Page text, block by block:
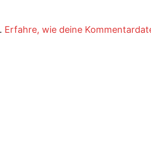
Erfahre, wie deine